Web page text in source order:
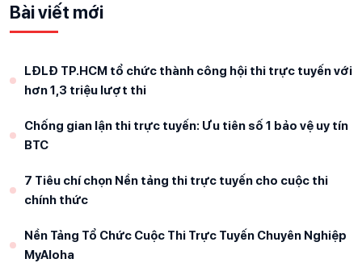
Bài viết mới
LĐLĐ TP.HCM tổ chức thành công hội thi trực tuyến với
hơn 1,3 triệu lượt thi
Chống gian lận thi trực tuyến: Ưu tiên số 1 bảo vệ uy tín
BTC
7 Tiêu chí chọn Nền tảng thi trực tuyến cho cuộc thi
chính thức
Nền Tảng Tổ Chức Cuộc Thi Trực Tuyến Chuyên Nghiệp
MyAloha